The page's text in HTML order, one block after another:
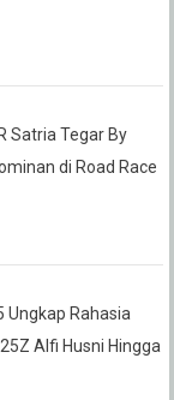
Satria Tegar By
di Road Race
Ungkap Rahasia
Alfi Husni Hingga